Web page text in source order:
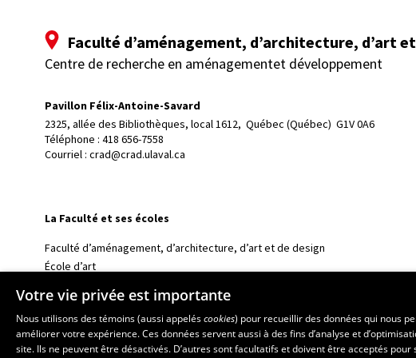
Faculté d’aménagement, d’architecture, d’art
Centre de recherche en aménagementet développement
Pavillon Félix-Antoine-Savard
2325, allée des Bibliothèques, local 1612, Québec (Québec)  G1V 0A6
Téléphone : 418 656-7558
Courriel : crad@crad.ulaval.ca
La Faculté et ses écoles
Faculté d’aménagement, d’architecture, d’art et de design
École d’art
École d’architecture
École de design
Votre vie privée est importante
Nous utilisons des témoins (aussi appeléscookies) pour recueillir des données qui nous
améliorer votre expérience. Ces données servent aussi à des fins d’analyse et
site. Ils ne peuvent être désactivés. D’autres sont facultatifs et doivent être acceptés